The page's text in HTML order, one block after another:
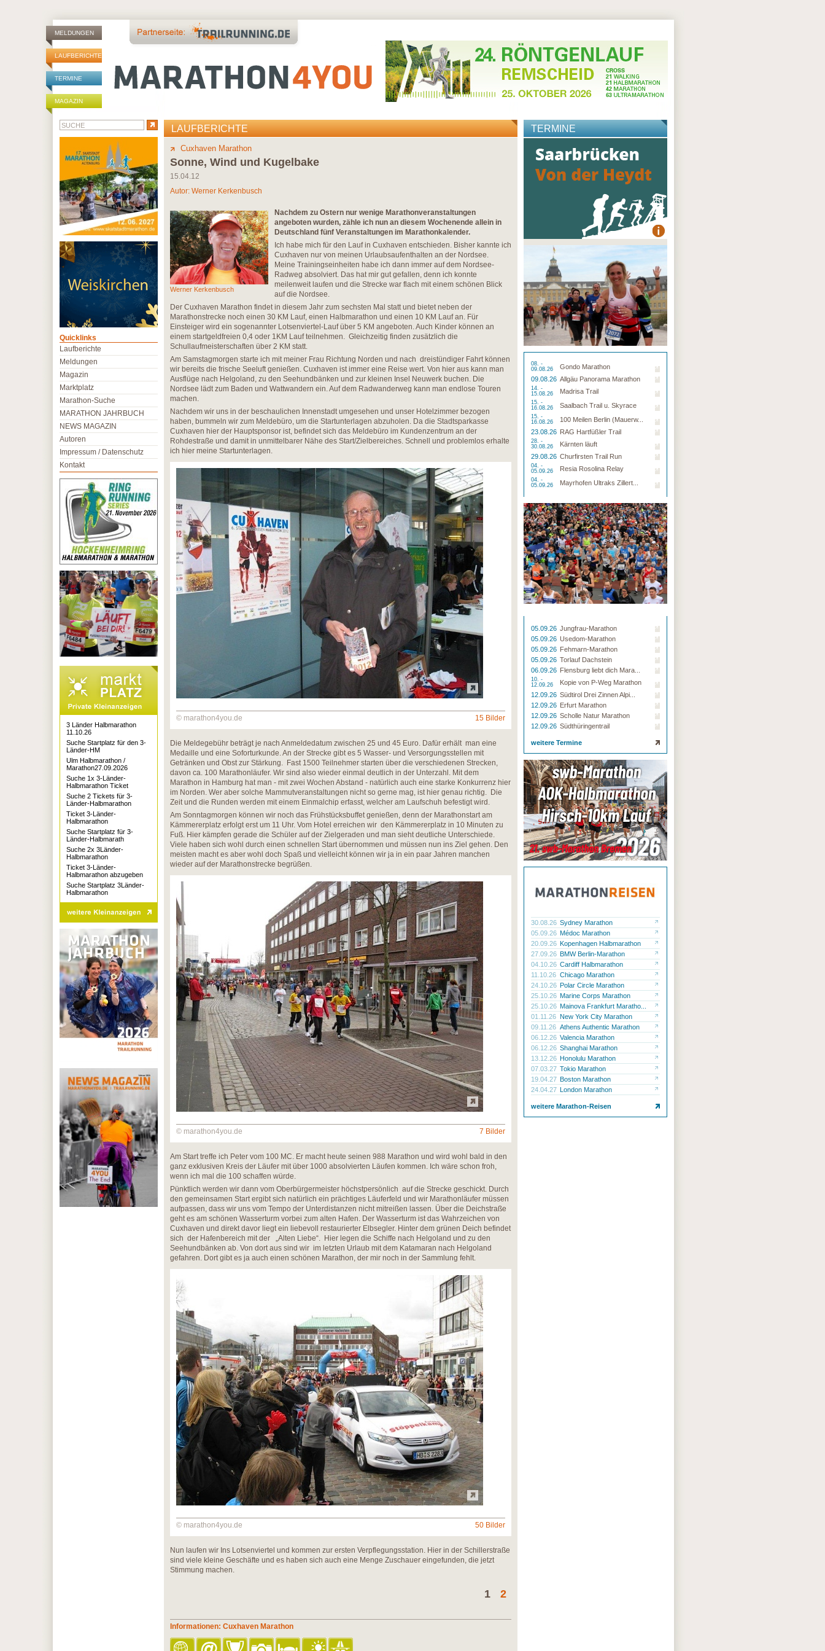
MELDUNGEN
LAUFBERICHTE
TERMINE
MAGAZIN
LAUFBERICHTE
Cuxhaven Marathon
Sonne, Wind und Kugelbake
15.04.12
Autor: Werner Kerkenbusch
Werner Kerkenbusch
Nachdem zu Ostern nur wenige Marathonveranstaltungen
angeboten wurden, zähle ich nun an diesem Wochenende allein in
Deutschland fünf Veranstaltungen im Marathonkalender.
Ich habe mich für den Lauf in Cuxhaven entschieden. Bisher kannte ich
Cuxhaven nur von meinen Urlaubsaufenthalten an der Nordsee.
Meine Trainingseinheiten habe ich dann immer auf dem Nordsee-
Radweg absolviert. Das hat mir gut gefallen, denn ich konnte
meilenweit laufen und die Strecke war flach mit einem schönen Blick
auf die Nordsee.
Der Cuxhaven Marathon findet in diesem Jahr zum sechsten Mal statt und bietet neben der
Marathonstrecke noch einen 30 KM Lauf, einen Halbmarathon und einen 10 KM Lauf an. Für
Einsteiger wird ein sogenannter Lotsenviertel-Lauf über 5 KM angeboten. Auch Kinder können an
einem startgeldfreien 0,4 oder 1KM Lauf teilnehmen. Gleichzeitig finden zusätzlich die
Schullaufmeisterschaften über 2 KM statt.
Am Samstagmorgen starte ich mit meiner Frau Richtung Norden und nach dreistündiger Fahrt können
wir bereits die frische Seeluft genießen. Cuxhaven ist immer eine Reise wert. Von hier aus kann man
Ausflüge nach Helgoland, zu den Seehundbänken und zur kleinen Insel Neuwerk buchen. Die
Nordsee lädt zum Baden und Wattwandern ein. Auf dem Radwanderweg kann man endlose Touren
machen.
Nachdem wir uns in der beschaulichen Innenstadt umgesehen und unser Hotelzimmer bezogen
haben, bummeln wir zum Meldebüro, um die Startunterlagen abzuholen. Da die Stadtsparkasse
Cuxhaven hier der Hauptsponsor ist, befindet sich das Meldebüro im Kundenzentrum an der
Rohdestraße und damit in unmittelbarer Nähe des Start/Zielbereiches. Schnell und problemlos erhalte
ich hier meine Startunterlagen.
© marathon4you.de 15 Bilder
Die Meldegebühr beträgt je nach Anmeldedatum zwischen 25 und 45 Euro. Dafür erhält man eine
Medaille und eine Soforturkunde. An der Strecke gibt es 5 Wasser- und Versorgungsstellen mit
Getränken und Obst zur Stärkung. Fast 1500 Teilnehmer starten über die verschiedenen Strecken,
davon ca. 100 Marathonläufer. Wir sind also wieder einmal deutlich in der Unterzahl. Mit dem
Marathon in Hamburg hat man - mit zwei Wochen Abstand - natürlich auch eine starke Konkurrenz hier
im Norden. Wer aber solche Mammutveranstaltungen nicht so gerne mag, ist hier genau richtig. Die
Zeit und die Runden werden mit einem Einmalchip erfasst, welcher am Laufschuh befestigt wird.
Am Sonntagmorgen können wir noch das Frühstücksbuffet genießen, denn der Marathonstart am
Kämmererplatz erfolgt erst um 11 Uhr. Vom Hotel erreichen wir den Kämmererplatz in 10 Minuten zu
Fuß. Hier kämpfen gerade die Schüler auf der Zielgeraden und man sieht deutliche Unterschiede.
Viele haben sich wohl durch einen schnellen Start übernommen und müssen nun ins Ziel gehen. Den
meisten macht es aber wohl doch Spaß und vielleicht können wir ja in ein paar Jahren manchen
wieder auf der Marathonstrecke begrüßen.
© marathon4you.de 7 Bilder
Am Start treffe ich Peter vom 100 MC. Er macht heute seinen 988 Marathon und wird wohl bald in den
ganz exklusiven Kreis der Läufer mit über 1000 absolvierten Läufen kommen. Ich wäre schon froh,
wenn ich mal die 100 schaffen würde.
Pünktlich werden wir dann vom Oberbürgermeister höchstpersönlich auf die Strecke geschickt. Durch
den gemeinsamen Start ergibt sich natürlich ein prächtiges Läuferfeld und wir Marathonläufer müssen
aufpassen, dass wir uns vom Tempo der Unterdistanzen nicht mitreißen lassen. Über die Deichstraße
geht es am schönen Wasserturm vorbei zum alten Hafen. Der Wasserturm ist das Wahrzeichen von
Cuxhaven und direkt davor liegt ein liebevoll restaurierter Elbsegler. Hinter dem grünen Deich befindet
sich der Hafenbereich mit der „Alten Liebe“. Hier legen die Schiffe nach Helgoland und zu den
Seehundbänken ab. Von dort aus sind wir im letzten Urlaub mit dem Katamaran nach Helgoland
gefahren. Dort gibt es ja auch einen schönen Marathon, der mir noch in der Sammlung fehlt.
© marathon4you.de 50 Bilder
Nun laufen wir Ins Lotsenviertel und kommen zur ersten Verpflegungsstation. Hier in der Schillerstraße
sind viele kleine Geschäfte und es haben sich auch eine Menge Zuschauer eingefunden, die jetzt
Stimmung machen.
1 2
Informationen: Cuxhaven Marathon
TERMINE
08. -
09.08.26
Gondo Marathon
09.08.26 Allgäu Panorama Marathon
14. -
15.08.26
Madrisa Trail
15. -
16.08.26
Saalbach Trail u. Skyrace
15. -
16.08.26
100 Meilen Berlin (Mauerw...
23.08.26 RAG Hartfüßler Trail
28. -
30.08.26
Kärnten läuft
29.08.26 Churfirsten Trail Run
04. -
05.09.26
Resia Rosolina Relay
04. -
05.09.26
Mayrhofen Ultraks Zillert...
05.09.26 Jungfrau-Marathon
05.09.26 Usedom-Marathon
05.09.26 Fehmarn-Marathon
05.09.26 Torlauf Dachstein
06.09.26 Flensburg liebt dich Mara...
10. -
12.09.26
Kopie von P-Weg Marathon
12.09.26 Südtirol Drei Zinnen Alpi...
12.09.26 Erfurt Marathon
12.09.26 Scholle Natur Marathon
12.09.26 Südthüringentrail
weitere Termine
30.08.26 Sydney Marathon
05.09.26 Médoc Marathon
20.09.26 Kopenhagen Halbmarathon
27.09.26 BMW Berlin-Marathon
04.10.26 Cardiff Halbmarathon
11.10.26 Chicago Marathon
24.10.26 Polar Circle Marathon
25.10.26 Marine Corps Marathon
25.10.26 Mainova Frankfurt Maratho...
01.11.26 New York City Marathon
09.11.26 Athens Authentic Marathon
06.12.26 Valencia Marathon
06.12.26 Shanghai Marathon
13.12.26 Honolulu Marathon
07.03.27 Tokio Marathon
19.04.27 Boston Marathon
24.04.27 London Marathon
weitere Marathon-Reisen
Quicklinks
Laufberichte
Meldungen
Magazin
Marktplatz
Marathon-Suche
MARATHON JAHRBUCH
NEWS MAGAZIN
Autoren
Impressum / Datenschutz
Kontakt
3 Länder Halbmarathon
11.10.26
Suche Startplatz für den 3-
Länder-HM
Ulm Halbmarathon /
Marathon27.09.2026
Suche 1x 3-Länder-
Halbmarathon Ticket
Suche 2 Tickets für 3-
Länder-Halbmarathon
Ticket 3-Länder-
Halbmarathon
Suche Startplatz für 3-
Länder-Halbmarath
Suche 2x 3Länder-
Halbmarathon
Ticket 3-Länder-
Halbmarathon abzugeben
Suche Startplatz 3Länder-
Halbmarathon